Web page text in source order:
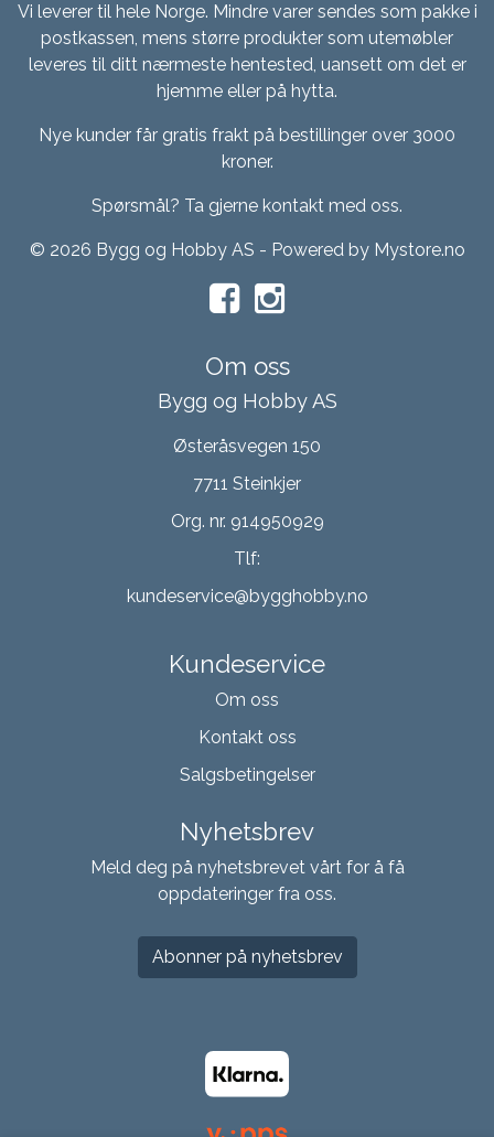
Vi leverer til hele Norge. Mindre varer sendes som pakke i
postkassen, mens større produkter som utemøbler
leveres til ditt nærmeste hentested, uansett om det er
hjemme eller på hytta.
Nye kunder får gratis frakt på bestillinger over 3000
kroner.
Spørsmål? Ta gjerne kontakt med oss.
© 2026 Bygg og Hobby AS - Powered by Mystore.no
Om oss
Bygg og Hobby AS
Østeråsvegen 150
7711 Steinkjer
Org. nr. 914950929
Tlf:
kundeservice@bygghobby.no
Kundeservice
Om oss
Kontakt oss
Salgsbetingelser
Nyhetsbrev
Meld deg på nyhetsbrevet vårt for å få
oppdateringer fra oss.
Abonner på nyhetsbrev